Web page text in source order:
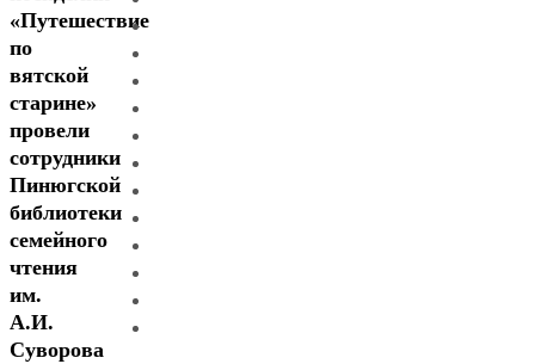
«Путешествие
по
вятской
старине»
провели
сотрудники
Пинюгской
библиотеки
семейного
чтения
им.
А.И.
Суворова